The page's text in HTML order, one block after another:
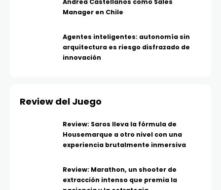
Andrea Castellanos como Sales
Manager en Chile
Agentes inteligentes: autonomía sin
arquitectura es riesgo disfrazado de
innovación
Review del Juego
Review: Saros lleva la fórmula de
Housemarque a otro nivel con una
experiencia brutalmente inmersiva
Review: Marathon, un shooter de
extracción intenso que premia la